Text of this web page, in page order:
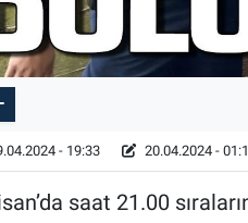
- 19:33 20.04.2024 -
saat 21.00